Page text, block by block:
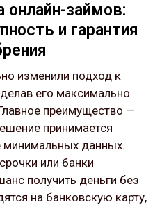
займов:
и гарантия
изменили подход к
его максимально
преимущество —
принимается
минимальных данных.
или банки
получить деньги без
на банковскую карту,